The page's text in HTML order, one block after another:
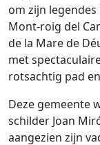
om zijn
Mont-roig del
de la Mare de
met
rotsachtig pad
Deze gemeente
schilder Joan
aangezien zijn